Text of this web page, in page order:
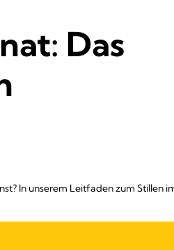
Das
In unserem Leitfaden zum Stillen